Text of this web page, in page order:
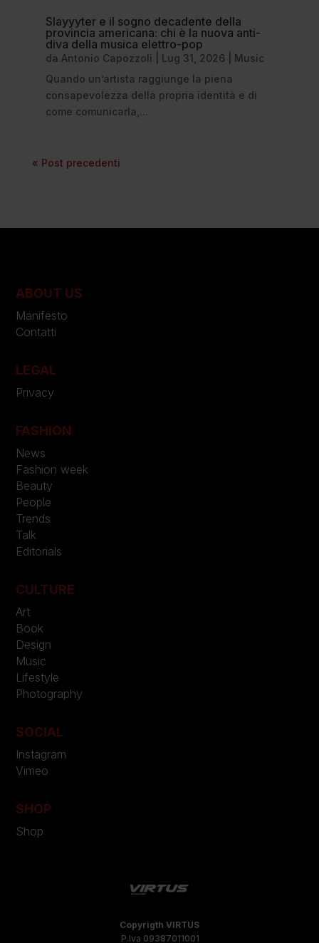
Slayyyter e il sogno decadente della
provincia americana: chi è la nuova anti-
diva della musica elettro-pop
da Antonio Capozzoli Lug 31, 2026
Music
Quando un’artista raggiunge la piena
consapevolezza della propria identità e di
come comunicarla,...
« Post precedenti
ABOUT US
Manifesto
Contatti
LEGAL
Privacy
FASHION
News
Fashion week
Beauty
People
Trends
Talk
Editorials
CULTURE
Art
Book
Design
Music
Lifestyle
Photography
SOCIAL
Instagram
Vimeo
SHOP
Shop
Copyrigth VIRTUS
P.Iva 09387011001